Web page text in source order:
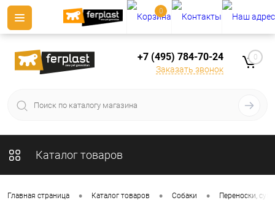
+7 (495) 784-70-24
Заказать звонок
0
Каталог товаров
Главная страница • Каталог товаров • Собаки • Переноски,
0